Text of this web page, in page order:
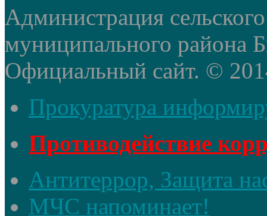
Администрация
муниципального района
Официальный сайт. ©
Прокуратура
Противодействие
Антитеррор, Защита
МЧС напоминает!